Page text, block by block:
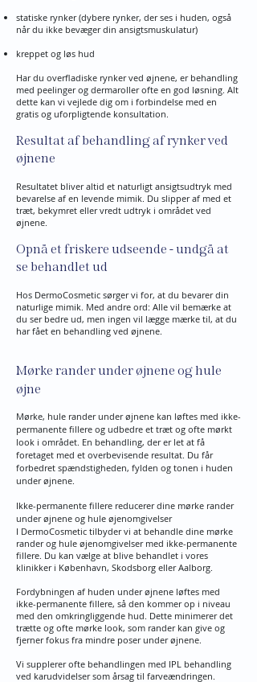
statiske rynker (dybere rynker, der ses i huden, også
når du ikke bevæger din ansigtsmuskulatur)
kreppet og løs hud
Har du overfladiske rynker ved øjnene, er behandling
med peelinger og dermaroller ofte en god løsning. Alt
dette kan vi vejlede dig om i forbindelse med en
gratis og uforpligtende konsultation.
Resultat af behandling af rynker ved
øjnene
Resultatet bliver altid et naturligt ansigtsudtryk med
bevarelse af en levende mimik. Du slipper af med et
træt, bekymret eller vredt udtryk i området ved
øjnene.​
Opnå et friskere udseende - undgå at
se behandlet ud
Hos DermoCosmetic sørger vi for, at du bevarer din
naturlige mimik. Med andre ord: Alle vil bemærke at
du ser bedre ud, men ingen vil lægge mærke til, at du
har fået en behandling ved øjnene.
Mørke rander under øjnene og hule
øjne
Mørke, hule rander under øjnene kan løftes med ikke-
permanente fillere og udbedre et træt og ofte mørkt
look i området. En behandling, der er let at få
foretaget med et overbevisende resultat. Du får
forbedret spændstigheden, fylden og tonen i huden
under øjnene.
Ikke-permanente fillere reducerer dine mørke rander
under øjnene og hule øjenomgivelser
I DermoCosmetic tilbyder vi at behandle dine mørke
rander og hule øjenomgivelser med ikke-permanente
fillere. Du kan vælge at blive behandlet i vores
klinikker i København, Skodsborg eller Aalborg.
Fordybningen af huden under øjnene løftes med
ikke-permanente fillere, så den kommer op i niveau
med den omkringliggende hud. Dette minimerer det
trætte og ofte mørke look, som rander kan give og
fjerner fokus fra mindre poser under øjnene.
Vi supplerer ofte behandlingen med IPL behandling
ved karudvidelser som årsag til farveændringen.